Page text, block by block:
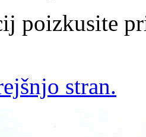
poizkusite
stran.